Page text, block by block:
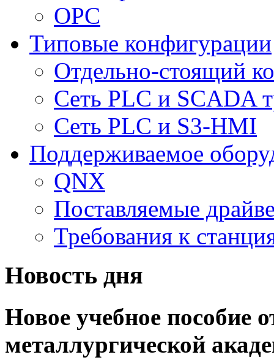
ОPC
Типовые конфигурации
Отдельно-стоящий
Сеть PLC и SCADA
Сеть PLC и S3-HMI
Поддерживаемое
QNX
Поставляемые
Требования к
Новость дня
Новое учебное пособие
металлургической